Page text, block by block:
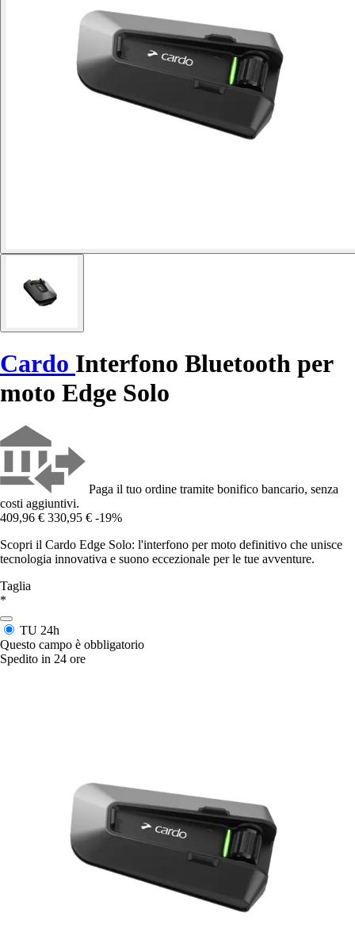
Cardo Interfono Bluetooth per
moto Edge Solo
Paga il tuo ordine tramite bonifico bancario, senza
costi aggiuntivi.
409,96 € 330,95 € -19%
Scopri il Cardo Edge Solo: l'interfono per moto definitivo che unisce
tecnologia innovativa e suono eccezionale per le tue avventure.
Taglia
*
TU 24h
Questo campo è obbligatorio
Spedito in 24 ore